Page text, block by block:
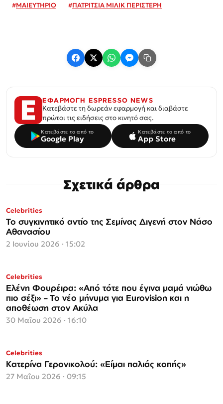
#ΜΑΙΕΥΤΗΡΙΟ #ΠΑΤΡΙΤΣΙΑ ΜΙΛΙΚ ΠΕΡΙΣΤΕΡΗ
ΕΦΑΡΜΟΓΗ ESPRESSO NEWS
Κατεβάστε τη δωρεάν εφαρμογή και διαβάστε
πρώτοι τις ειδήσεις στο κινητό σας.
Κατεβάστε το από το
Google Play
Κατεβάστε το από το
App Store
Σχετικά άρθρα
Celebrities
Το συγκινητικό αντίο της Σεμίνας Διγενή στον Νάσο
Αθανασίου
2 Ιουνίου 2026 · 15:02
Celebrities
Ελένη Φουρέιρα: «Από τότε που έγινα μαμά νιώθω
πιο σέξι» – Το νέο μήνυμα για Eurovision και η
αποθέωση στον Ακύλα
30 Μαΐου 2026 · 16:10
Celebrities
Κατερίνα Γερονικολού: «Είμαι παλιάς κοπής»
27 Μαΐου 2026 · 09:15